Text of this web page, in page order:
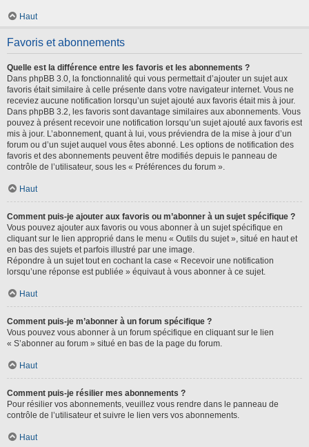
Haut
Favoris et abonnements
Quelle est la différence entre les favoris et les abonnements ?
Dans phpBB 3.0, la fonctionnalité qui vous permettait d’ajouter un sujet aux
favoris était similaire à celle présente dans votre navigateur internet. Vous ne
receviez aucune notification lorsqu’un sujet ajouté aux favoris était mis à jour.
Dans phpBB 3.2, les favoris sont davantage similaires aux abonnements. Vous
pouvez à présent recevoir une notification lorsqu’un sujet ajouté aux favoris est
mis à jour. L’abonnement, quant à lui, vous préviendra de la mise à jour d’un
forum ou d’un sujet auquel vous êtes abonné. Les options de notification des
favoris et des abonnements peuvent être modifiés depuis le panneau de
contrôle de l’utilisateur, sous les « Préférences du forum ».
Haut
Comment puis-je ajouter aux favoris ou m’abonner à un sujet spécifique ?
Vous pouvez ajouter aux favoris ou vous abonner à un sujet spécifique en
cliquant sur le lien approprié dans le menu « Outils du sujet », situé en haut et
en bas des sujets et parfois illustré par une image.
Répondre à un sujet tout en cochant la case « Recevoir une notification
lorsqu’une réponse est publiée » équivaut à vous abonner à ce sujet.
Haut
Comment puis-je m’abonner à un forum spécifique ?
Vous pouvez vous abonner à un forum spécifique en cliquant sur le lien
« S’abonner au forum » situé en bas de la page du forum.
Haut
Comment puis-je résilier mes abonnements ?
Pour résilier vos abonnements, veuillez vous rendre dans le panneau de
contrôle de l’utilisateur et suivre le lien vers vos abonnements.
Haut